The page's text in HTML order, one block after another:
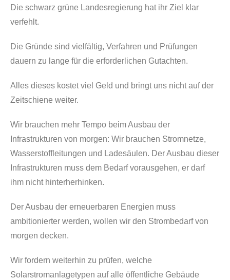
Die schwarz grüne Landesregierung hat ihr Ziel klar
verfehlt.
Die Gründe sind vielfältig, Verfahren und Prüfungen
dauern zu lange für die erforderlichen Gutachten.
Alles dieses kostet viel Geld und bringt uns nicht auf der
Zeitschiene weiter.
Wir brauchen mehr Tempo beim Ausbau der
Infrastrukturen von morgen: Wir brauchen Stromnetze,
Wasserstoffleitungen und Ladesäulen. Der Ausbau dieser
Infrastrukturen muss dem Bedarf vorausgehen, er darf
ihm nicht hinterherhinken.
Der Ausbau der erneuerbaren Energien muss
ambitionierter werden, wollen wir den Strombedarf von
morgen decken.
Wir fordern weiterhin zu prüfen, welche
Solarstromanlagetypen auf alle öffentliche Gebäude